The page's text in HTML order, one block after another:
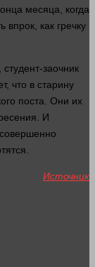
месяца, когда
впрок, как гречку
заочник
что в старину
поста. Они их
И
Источник